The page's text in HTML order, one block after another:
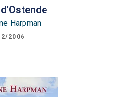
Harpman
2006